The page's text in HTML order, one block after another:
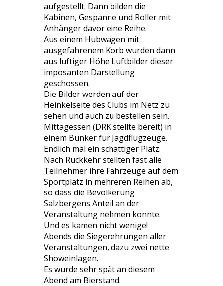
aufgestellt. Dann bilden die
Kabinen, Gespanne und Roller mit
Anhänger davor eine Reihe.
Aus einem Hubwagen mit
ausgefahrenem Korb wurden dann
aus luftiger Höhe Luftbilder dieser
imposanten Darstellung
geschossen.
Die Bilder werden auf der
Heinkelseite des Clubs im Netz zu
sehen und auch zu bestellen sein.
Mittagessen (DRK stellte bereit) in
einem Bunker für Jagdflugzeuge.
Endlich mal ein schattiger Platz.
Nach Rückkehr stellten fast alle
Teilnehmer ihre Fahrzeuge auf dem
Sportplatz in mehreren Reihen ab,
so dass die Bevölkerung
Salzbergens Anteil an der
Veranstaltung nehmen konnte.
Und es kamen nicht wenige!
Abends die Siegerehrungen aller
Veranstaltungen, dazu zwei nette
Showeinlagen.
Es wurde sehr spät an diesem
Abend am Bierstand.